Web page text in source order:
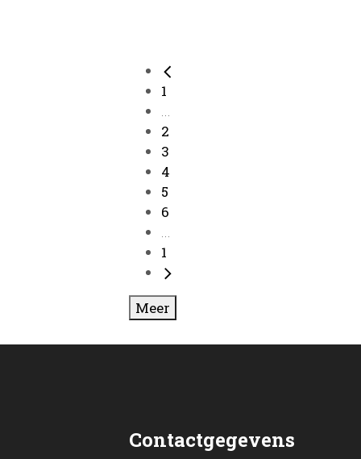
1
...
2
3
4
5
6
...
1
Meer
Contactgegevens